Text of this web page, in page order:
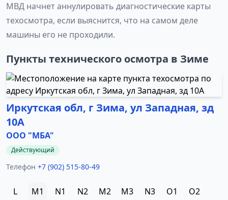
МВД начнет аннулировать диагностические карты
техосмотра, если выяснится, что на самом деле
машины его не проходили.
Пункты технического осмотра в Зиме
Иркутская обл, г Зима, ул Западная, зд
10А
ООО "МБА"
Действующий
Телефон +7 (902) 515-80-49
L M1 N1 N2 M2 M3 N3 O1
O2